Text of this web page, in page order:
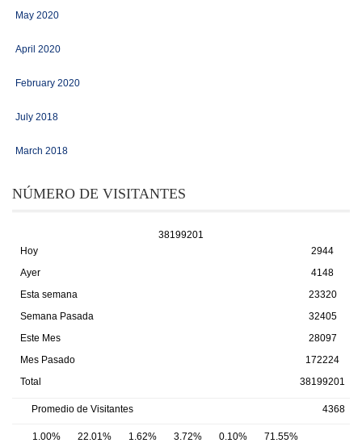
May 2020
April 2020
February 2020
July 2018
March 2018
NÚMERO DE VISITANTES
38199201
Hoy
Ayer
Esta semana
Semana Pasada
Este Mes
Mes Pasado
Total
2944
4148
23320
32405
28097
172224
38199201
Promedio de Visitantes 4368
1.00% 22.01% 1.62% 3.72% 0.10%
71.55%